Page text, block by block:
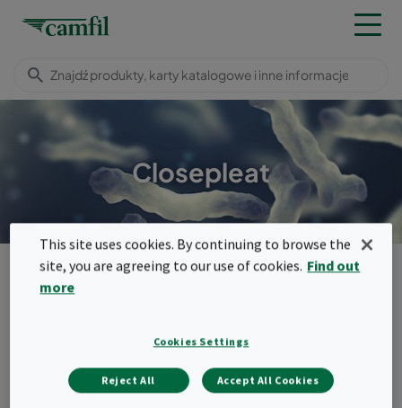
Closepleat
Produkty
Filtry EPA, HEPA, ULPA
Closepleat
Szeroki wybór filtrów, które mogą być
This site uses cookies. By continuing to browse the
site, you are agreeing to our use of cookies. Find out
more
Cookies Settings
Reject All Accept All Cookies